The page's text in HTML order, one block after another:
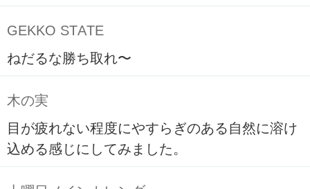
GEKKO STATE
ねだるな勝ち取れ〜
木の実
目が疲れない程度にやすらぎのある自然に溶け
込める感じにしてみました。